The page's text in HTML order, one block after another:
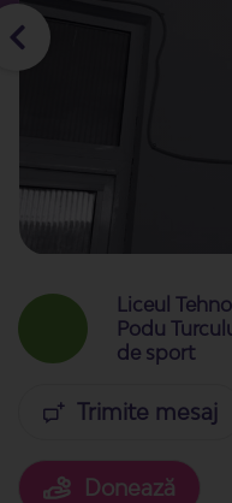
Liceul
Podu
de sport
Trimite mesaj
Donează